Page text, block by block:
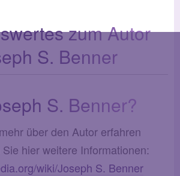
zum Autor
S. Benner
S. Benner?
über den Autor erfahren
hier weitere Informationen:
wiki/Joseph S. Benner